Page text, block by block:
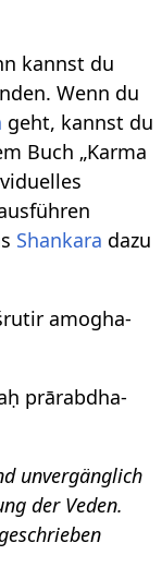
kannst du
Wenn du
geht, kannst du
Buch „Karma
Shankara dazu
amogha-
prārabdha-
unvergänglich
der Veden.